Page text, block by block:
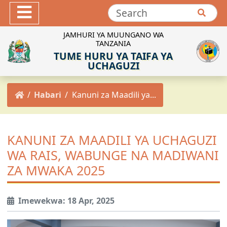
JAMHURI YA MUUNGANO WA
TANZANIA
TUME HURU YA TAIFA YA
UCHAGUZI
Hotuba
Maktaba ya Picha
Maktaba ya Video
INEC-TZ Online TV
MACHAPISHO
Sheria za Uchaguzi
Miongozo ya Uchaguzi
Maelekezo ya Uchaguzi
Taarifa za Uchaguzi
Matokeo ya Uchaguzi
Mpango Mkakati wa INEC 2021/2022-2025/2026
Habari Kanuni za Maadili ya...
KANUNI ZA MAADILI YA UCHAGUZI
WA RAIS, WABUNGE NA MADIWANI
ZA MWAKA 2025
Imewekwa: 18 Apr, 2025